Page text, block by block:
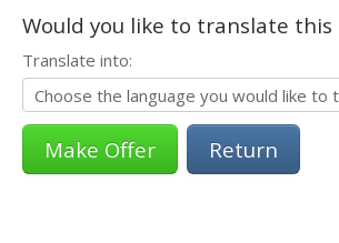
Would you like to translate
Translate into:
Return